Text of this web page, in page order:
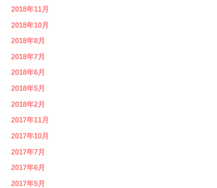
2018年11月
2018年10月
2018年8月
2018年7月
2018年6月
2018年5月
2018年2月
2017年11月
2017年10月
2017年7月
2017年6月
2017年5月